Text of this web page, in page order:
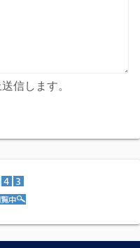
信します。